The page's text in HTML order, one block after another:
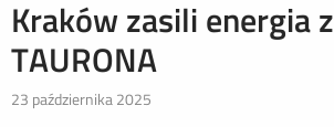
Kraków zasili energia z
TAURONA
23 października 2025